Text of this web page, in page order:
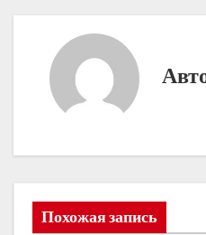
иПохожая запись